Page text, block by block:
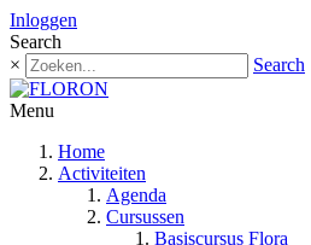
Inloggen
Search
×
Search
Menu
Home
Activiteiten
Agenda
Cursussen
Basiscursus Flora